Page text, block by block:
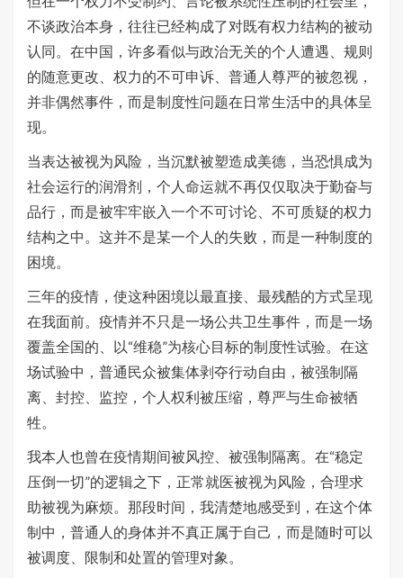
不谈政治本身，往往已经构成了对既有权力结构的被动
认同。在中国，许多看似与政治无关的个人遭遇、规则
的随意更改、权力的不可申诉、普通人尊严的被忽视，
并非偶然事件，而是制度性问题在日常生活中的具体呈
现。
当表达被视为风险，当沉默被塑造成美德，当恐惧成为
社会运行的润滑剂，个人命运就不再仅仅取决于勤奋与
品行，而是被牢牢嵌入一个不可讨论、不可质疑的权力
结构之中。这并不是某一个人的失败，而是一种制度的
困境。
三年的疫情，使这种困境以最直接、最残酷的方式呈现
在我面前。疫情并不只是一场公共卫生事件，而是一场
覆盖全国的、以“维稳”为核心目标的制度性试验。在这
场试验中，普通民众被集体剥夺行动自由，被强制隔
离、封控、监控，个人权利被压缩，尊严与生命被牺
牲。
我本人也曾在疫情期间被风控、被强制隔离。在“稳定
压倒一切”的逻辑之下，正常就医被视为风险，合理求
助被视为麻烦。那段时间，我清楚地感受到，在这个体
制中，普通人的身体并不真正属于自己，而是随时可以
被调度、限制和处置的管理对象。